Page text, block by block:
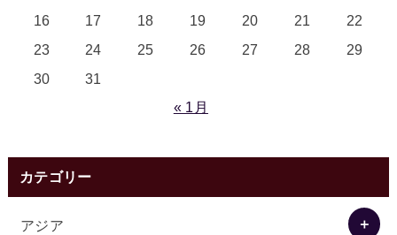
16
17 18 19 20 21
22
23
24 25 26 27 28
29
30
31
« 1月
カテゴリー
アジア